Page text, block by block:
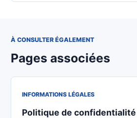
À CONSULTER ÉGALEMENT
Pages associées
INFORMATIONS LÉGALES
Politique de confidentialité